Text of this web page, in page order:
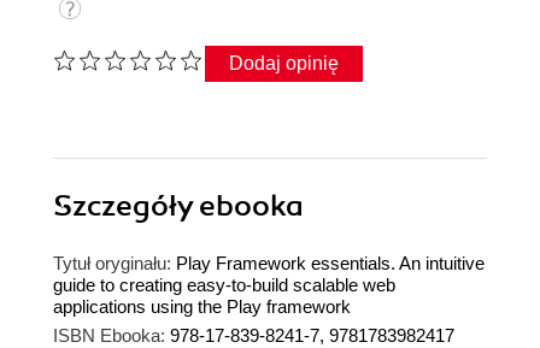
Dodaj opinię
Szczegółyebooka
Tytuł oryginału: Play Framework essentials. An intuitive
guide to creating easy-to-build scalable web
applications using the Play framework
ISBN Ebooka: 978-17-839-8241-7, 9781783982417